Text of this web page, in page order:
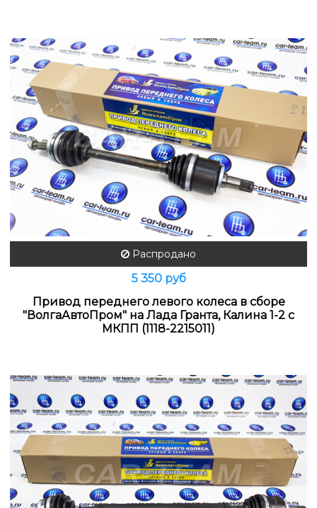
Распродано
5 350 руб
Привод переднего левого колеса в сборе
"ВолгаАвтоПром" на Лада Гранта, Калина 1-2 с
МКПП (1118-2215011)